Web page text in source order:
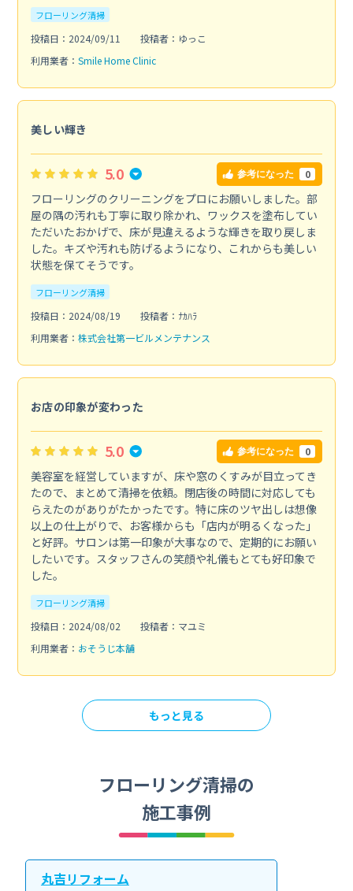
フローリング清掃
投稿日：2024/09/11
投稿者：ゆっこ
利用業者： Smile Home Clinic
美しい輝き
5.0 参考になった 0
フローリングのクリーニングをプロにお願いしました。部
屋の隅の汚れも丁寧に取り除かれ、ワックスを塗布してい
ただいたおかげで、床が見違えるような輝きを取り戻しま
した。キズや汚れも防げるようになり、これからも美しい
状態を保てそうです。
フローリング清掃
投稿日：2024/08/19
投稿者：ﾅｶﾊﾗ
利用業者： 株式会社第一ビルメンテナンス
お店の印象が変わった
5.0 参考になった 0
美容室を経営していますが、床や窓のくすみが目立ってき
たので、まとめて清掃を依頼。閉店後の時間に対応しても
らえたのがありがたかったです。特に床のツヤ出しは想像
以上の仕上がりで、お客様からも「店内が明るくなった」
と好評。サロンは第一印象が大事なので、定期的にお願い
したいです。スタッフさんの笑顔や礼儀もとても好印象で
した。
フローリング清掃
投稿日：2024/08/02
投稿者：マユミ
利用業者： おそうじ本舗
もっと見る
フローリング清掃の
施工事例
丸吉リフォーム